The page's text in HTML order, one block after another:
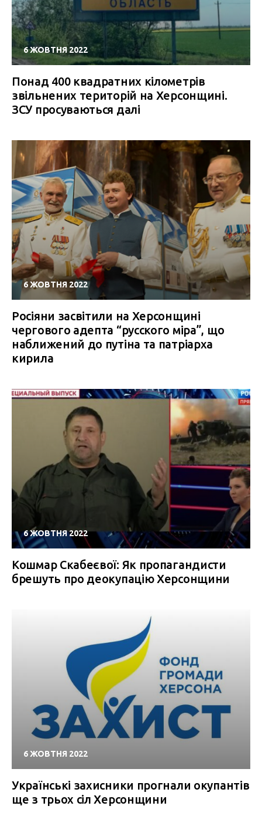
6 ЖОВТНЯ 2022
Понад 400 квадратних кілометрів
звільнених територій на Херсонщині.
ЗСУ просуваються далі
6 ЖОВТНЯ 2022
Росіяни засвітили на Херсонщині
чергового адепта “русского міра”, що
наближений до путіна та патріарха
кирила
6 ЖОВТНЯ 2022
Кошмар Скабеєвої: Як пропагандисти
брешуть про деокупацію Херсонщини
6 ЖОВТНЯ 2022
Українські захисники прогнали окупантів
ще з трьох сіл Херсонщини